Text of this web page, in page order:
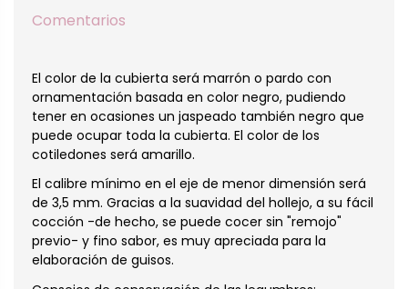
Comentarios
El color de la cubierta será marrón o pardo con
ornamentación basada en color negro, pudiendo
tener en ocasiones un jaspeado también negro que
puede ocupar toda la cubierta. El color de los
cotiledones será amarillo.
El calibre mínimo en el eje de menor dimensión será
de 3,5 mm. Gracias a la suavidad del hollejo, a su fácil
cocción -de hecho, se puede cocer sin "remojo"
previo- y fino sabor, es muy apreciada para la
elaboración de guisos.